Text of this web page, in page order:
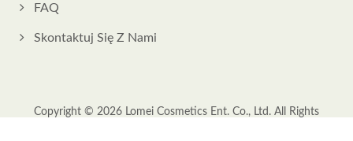
FAQ
Skontaktuj Się Z Nami
Copyright © 2026 Lomei Cosmetics Ent. Co., Ltd. All Rights